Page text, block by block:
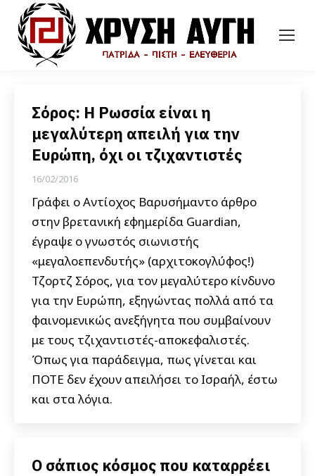
Σόρος: Η Ρωσσία είναι η
μεγαλύτερη απειλή για την
Ευρώπη, όχι οι τζιχαντιστές
16/02/2016
Γράφει ο Αντίοχος Βαρυσήμαντο άρθρο
στην βρετανική εφημερίδα Guardian,
έγραψε ο γνωστός σιωνιστής
«μεγαλοεπενδυτής» (αρχιτοκογλύφος!)
Τζορτζ Σόρος, για τον μεγαλύτερο κίνδυνο
για την Ευρώπη, εξηγώντας πολλά από τα
φαινομενικώς ανεξήγητα που συμβαίνουν
με τους τζιχαντιστές-αποκεφαλιστές.
Όπως για παράδειγμα, πως γίνεται και
ΠΟΤΕ δεν έχουν απειλήσει το Ισραήλ, έστω
και στα λόγια.
Ο σάπιος κόσμος που καταρρέει